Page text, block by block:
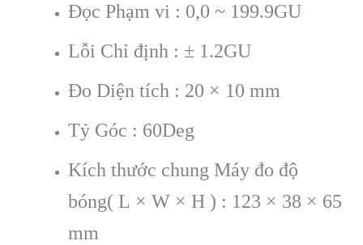
Đọc Phạm vi : 0,0 ~ 199.9GU
Lỗi Chỉ định : ± 1.2GU
Đo Diện tích : 20 × 10 mm
Tỷ Góc : 60Deg
Kích thước chung Máy đo độ
bóng( L × W × H ) : 123 × 38 × 65
mm